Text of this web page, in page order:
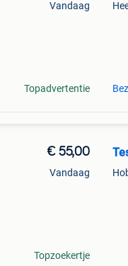
Vandaag
Topadvertentie
€ 55,00
Vandaag
Topzoekertje